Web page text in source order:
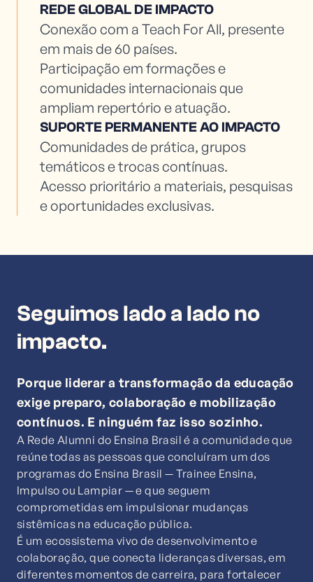
REDE GLOBAL DE IMPACTO
Conexão com a Teach For All, presente
em mais de 60 países.
Participação em formações e
comunidades internacionais que
ampliam repertório e atuação.
SUPORTE PERMANENTE AO IMPACTO
Comunidades de prática, grupos
temáticos e trocas contínuas.
Acesso prioritário a materiais, pesquisas
e oportunidades exclusivas.
Seguimos lado a lado no
impacto.
Porque liderar a transformação da educação
exige preparo, colaboração e mobilização
contínuos. E ninguém faz isso sozinho.
A Rede Alumni do Ensina Brasil é a comunidade que
reúne todas as pessoas que concluíram um dos
programas do Ensina Brasil — Trainee Ensina,
Impulso ou Lampiar — e que seguem
comprometidas em impulsionar mudanças
sistêmicas na educação pública.
É um ecossistema vivo de desenvolvimento e
colaboração, que conecta lideranças diversas, em
diferentes momentos de carreira, para fortalecer